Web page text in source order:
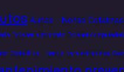
Autos - Notas
Escaner automotriz Escaner
Costa Rica Licencia para extranjeros